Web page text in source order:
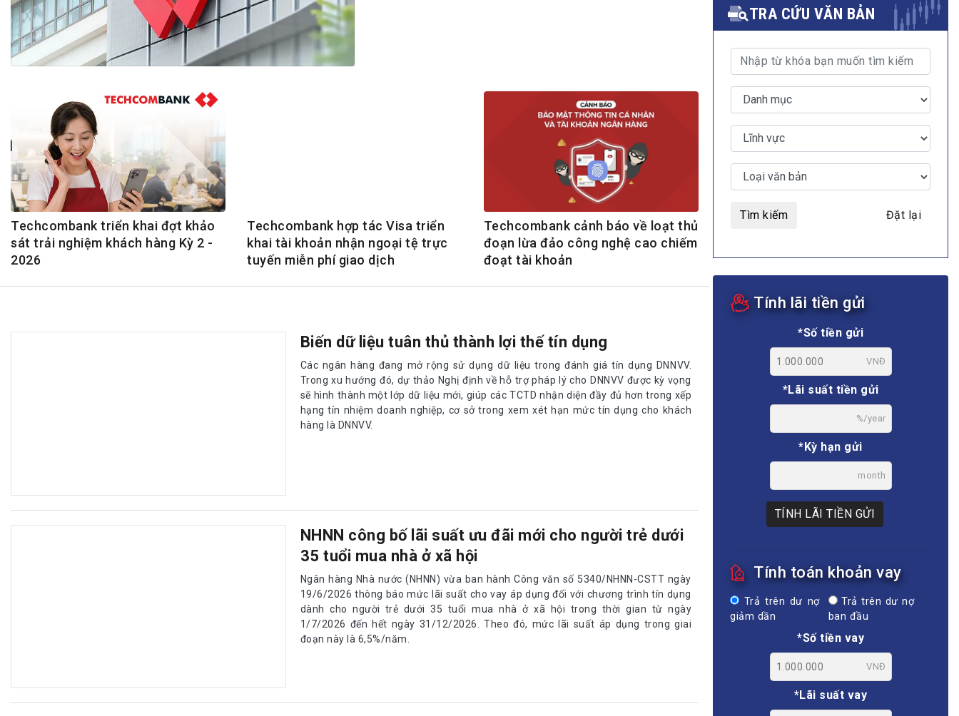
Bộ Chuẩn mực Đạo đức nghề nghiệp
Đối tác
Đấu giá tài sản
Thanh toán –Thẻ
Nhà quản trị
GÓP Ý CHÍNH SÁCH
Dự thảo luật
Tư vấn – Hỏi đáp
Tra cứu văn bản
TUYỂN DỤNG
MULTIMEDIA
Video
E-magazines
Techcombank triển khai đợt khảo
sát trải nghiệm khách hàng Kỳ 2 -
2026
Techcombank hợp tác Visa triển
khai tài khoản nhận ngoại tệ trực
tuyến miễn phí giao dịch
Techcombank cảnh báo về loạt thủ
đoạn lừa đảo công nghệ cao chiếm
đoạt tài khoản
Biến dữ liệu tuân thủ thành lợi thế tín dụng
Các ngân hàng đang mở rộng sử dụng dữ liệu trong đánh giá tín dụng DNNVV.
Trong xu hướng đó, dự thảo Nghị định về hỗ trợ pháp lý cho DNNVV được kỳ vọng
sẽ hình thành một lớp dữ liệu mới, giúp các TCTD nhận diện đầy đủ hơn trong xếp
hạng tín nhiệm doanh nghiệp, cơ sở trong xem xét hạn mức tín dụng cho khách
hàng là DNNVV.
NHNN công bố lãi suất ưu đãi mới cho người trẻ dưới
35 tuổi mua nhà ở xã hội
Ngân hàng Nhà nước (NHNN) vừa ban hành Công văn số 5340/NHNN-CSTT ngày
19/6/2026 thông báo mức lãi suất cho vay áp dụng đối với chương trình tín dụng
dành cho người trẻ dưới 35 tuổi mua nhà ở xã hội trong thời gian từ ngày
1/7/2026 đến hết ngày 31/12/2026. Theo đó, mức lãi suất áp dụng trong giai
đoạn này là 6,5%/năm.
TRA CỨU VĂN BẢN
Tìm kiếm Đặt lại
Tính lãi tiền gửi
*Số tiền gửi
VNĐ
*Lãi suất tiền gửi
%/year
*Kỳ hạn gửi
month
TÍNH LÃI TIỀN GỬI
Tính toán khoản vay
Trả trên dư nợ
giảm dần
Trả trên dư nợ
ban đầu
*Số tiền vay
VNĐ
*Lãi suất vay